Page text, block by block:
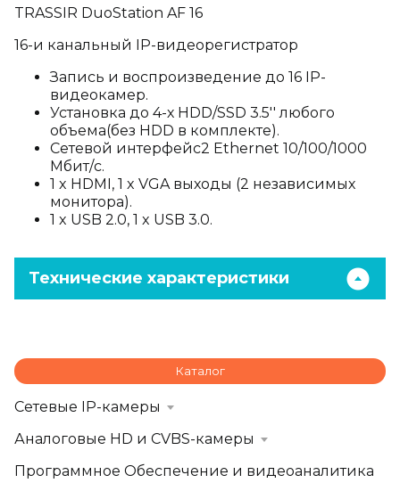
TRASSIR DuoStation AF 16
16-и канальный IP-видеорегистратор
Запись и воспроизведение до 16 IP-
видеокамер.
Установка до 4-х HDD/SSD 3.5'' любого
объема(без HDD в комплекте).
Сетевой интерфейс2 Ethernet 10/100/1000
Мбит/с.
1 x HDMI, 1 x VGA выходы (2 независимых
монитора).
1 x USB 2.0, 1 x USB 3.0.
Технические характеристики
Каталог
Сетевые IP-камеры
Аналоговые HD и CVBS-камеры
Программное Обеспечение и видеоаналитика